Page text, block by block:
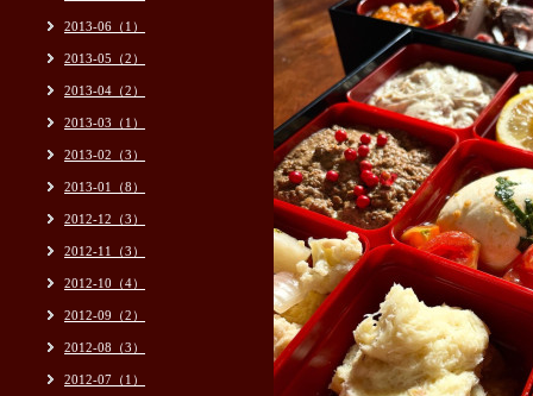
2013-06（1）
2013-05（2）
2013-04（2）
2013-03（1）
2013-02（3）
2013-01（8）
2012-12（3）
2012-11（3）
2012-10（4）
2012-09（2）
2012-08（3）
2012-07（1）